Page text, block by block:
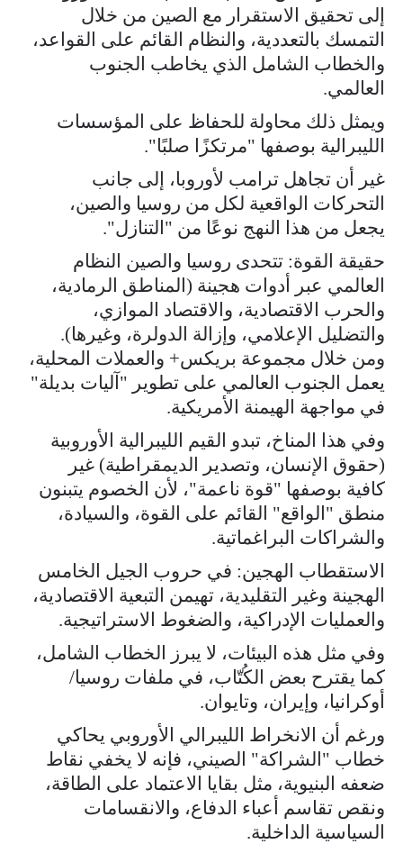
إلى تحقيق الاستقرار مع الصين من خلال
التمسك بالتعددية، والنظام القائم على القواعد،
والخطاب الشامل الذي يخاطب الجنوب
العالمي.
ويمثل ذلك محاولة للحفاظ على المؤسسات
الليبرالية بوصفها "مرتكزًا صلبًا".
غير أن تجاهل ترامب لأوروبا، إلى جانب
التحركات الواقعية لكل من روسيا والصين،
يجعل من هذا النهج نوعًا من "التنازل".
حقيقة القوة: تتحدى روسيا والصين النظام
العالمي عبر أدوات هجينة (المناطق الرمادية،
والحرب الاقتصادية، والاقتصاد الموازي،
والتضليل الإعلامي، وإزالة الدولرة، وغيرها).
ومن خلال مجموعة بريكس+ والعملات المحلية،
يعمل الجنوب العالمي على تطوير "آليات بديلة"
في مواجهة الهيمنة الأمريكية.
وفي هذا المناخ، تبدو القيم الليبرالية الأوروبية
(حقوق الإنسان، وتصدير الديمقراطية) غير
كافية بوصفها "قوة ناعمة"، لأن الخصوم يتبنون
منطق "الواقع" القائم على القوة، والسيادة،
والشراكات البراغماتية.
الاستقطاب الهجين: في حروب الجيل الخامس
الهجينة وغير التقليدية، تهيمن التبعية الاقتصادية،
والعمليات الإدراكية، والضغوط الاستراتيجية.
وفي مثل هذه البيئات، لا يبرز الخطاب الشامل،
كما يقترح بعض الكُتّاب، في ملفات روسيا/
أوكرانيا، وإيران، وتايوان.
ورغم أن الانخراط الليبرالي الأوروبي يحاكي
خطاب "الشراكة" الصيني، فإنه لا يخفي نقاط
ضعفه البنيوية، مثل بقايا الاعتماد على الطاقة،
ونقص تقاسم أعباء الدفاع، والانقسامات
السياسية الداخلية.